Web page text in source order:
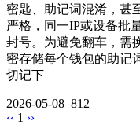
密匙、助记词混淆，甚
严格，同一IP或设备批
封号。为避免翻车，需
密存储每个钱包的助记
切记下
2026-05-08 812
‹‹ 1 ››